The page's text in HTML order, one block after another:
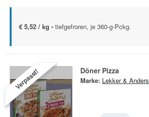
€ 5,52 / kg - tiefgefroren, je 360-g-Pckg.
Verpasst! Döner Pizza
Marke: Lekker & Anders